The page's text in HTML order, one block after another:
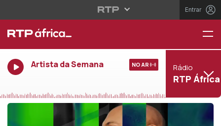
Entrar
Artista da Semana NO AR Rádio
RTP África